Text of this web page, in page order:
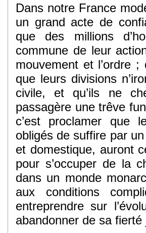
Dans notre France
un grand acte de
que des millions
commune de leur
mouvement et l’ordre
que leurs divisions
civile, et qu’ils ne
passagère une trêve
c’est proclamer que
obligés de suffire par
et domestique, auront
pour s’occuper de la
dans un monde
aux conditions
entreprendre sur
abandonner de sa